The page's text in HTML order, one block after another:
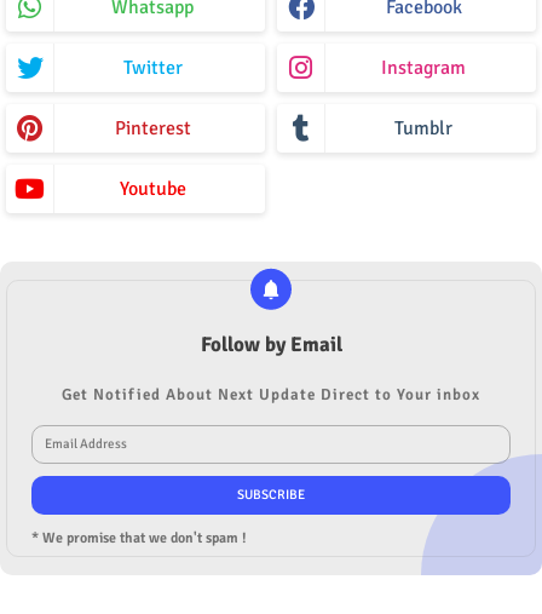
Whatsapp Facebook
Twitter Instagram
Pinterest Tumblr
Youtube
Follow by Email
Get Notified About Next Update Direct to Your inbox
* We promise that we don't spam !